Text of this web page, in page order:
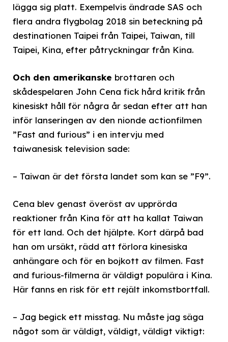
lägga sig platt. Exempelvis ändrade SAS och
flera andra flygbolag 2018 sin beteckning på
destinationen Taipei från Taipei, Taiwan, till
Taipei, Kina, efter påtryckningar från Kina.
Och den amerikanske brottaren och
skådespelaren John Cena fick hård kritik från
kinesiskt håll för några år sedan efter att han
inför lanseringen av den nionde actionfilmen
”Fast and furious” i en intervju med
taiwanesisk television sade:
– Taiwan är det första landet som kan se ”F9”.
Cena blev genast överöst av upprörda
reaktioner från Kina för att ha kallat Taiwan
för ett land. Och det hjälpte. Kort därpå bad
han om ursäkt, rädd att förlora kinesiska
anhängare och för en bojkott av filmen. Fast
and furious-filmerna är väldigt populära i Kina.
Här fanns en risk för ett rejält inkomstbortfall.
– Jag begick ett misstag. Nu måste jag säga
något som är väldigt, väldigt, väldigt viktigt: